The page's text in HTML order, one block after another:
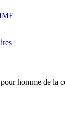
pour homme de la